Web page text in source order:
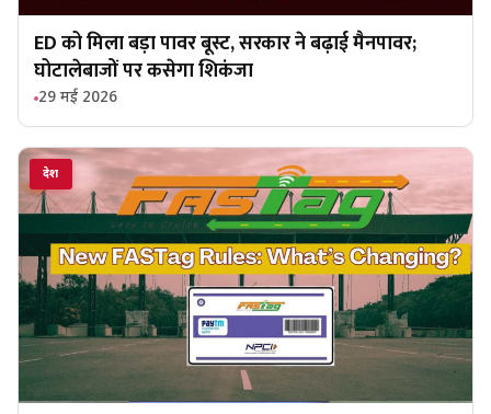
ED को मिला बड़ा पावर बूस्ट, सरकार ने बढ़ाई मैनपावर;
घोटालेबाजों पर कसेगा शिकंजा
29 मई 2026
देश